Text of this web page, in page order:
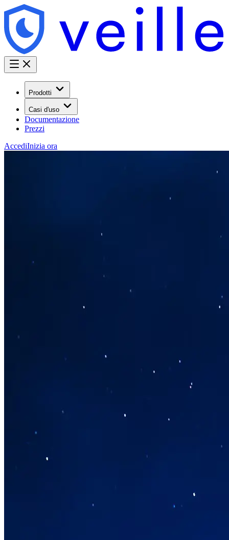
Prodotti
Casi d'uso
Documentazione
Prezzi
AccediInizia ora